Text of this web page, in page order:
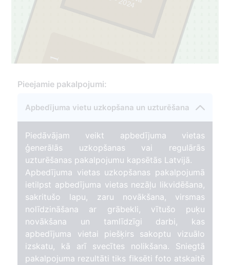
1
Pieejamie pakalpojumi:
Apbedījuma vietu uzkopšana un uzturēšana
Piedāvājam veikt apbedījuma vietas
ģenerālās uzkopšanas vai regulārās
uzturēšanas pakalpojumu kapsētās Latvijā.
Apbedījuma vietas uzkopšanas pakalpojumā
ietilpst apbedījuma vietas nezāļu likvidēšana,
sakritušo lapu, zaru novākšana, virsmas
nolīdzināšana ar grābekli, vītušo puķu
novākšana un tamlīdzīgi darbi, kas
apbedījuma vietai piešķirs sakoptu vizuālo
izskatu, kā arī svecītes nolikšana. Sniegtā
pakalpojuma rezultāti tiks fiksēti foto atskaitē